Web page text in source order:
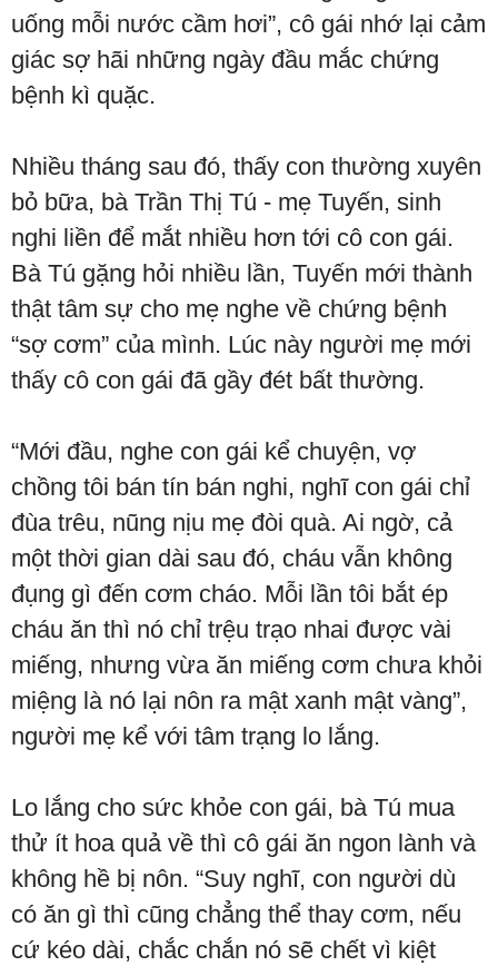
uống mỗi nước cầm hơi”, cô gái nhớ lại cảm
giác sợ hãi những ngày đầu mắc chứng
bệnh kì quặc.
Nhiều tháng sau đó, thấy con thường xuyên
bỏ bữa, bà Trần Thị Tú - mẹ Tuyến, sinh
nghi liền để mắt nhiều hơn tới cô con gái.
Bà Tú gặng hỏi nhiều lần, Tuyến mới thành
thật tâm sự cho mẹ nghe về chứng bệnh
“sợ cơm” của mình. Lúc này người mẹ mới
thấy cô con gái đã gầy đét bất thường.
“Mới đầu, nghe con gái kể chuyện, vợ
chồng tôi bán tín bán nghi, nghĩ con gái chỉ
đùa trêu, nũng nịu mẹ đòi quà. Ai ngờ, cả
một thời gian dài sau đó, cháu vẫn không
đụng gì đến cơm cháo. Mỗi lần tôi bắt ép
cháu ăn thì nó chỉ trệu trạo nhai được vài
miếng, nhưng vừa ăn miếng cơm chưa khỏi
miệng là nó lại nôn ra mật xanh mật vàng”,
người mẹ kể với tâm trạng lo lắng.
Lo lắng cho sức khỏe con gái, bà Tú mua
thử ít hoa quả về thì cô gái ăn ngon lành và
không hề bị nôn. “Suy nghĩ, con người dù
có ăn gì thì cũng chẳng thể thay cơm, nếu
cứ kéo dài, chắc chắn nó sẽ chết vì kiệt